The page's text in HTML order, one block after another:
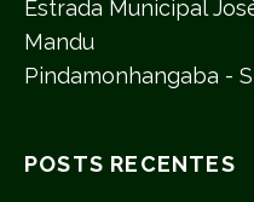
Estrada Municipal
Mandu
Pindamonhangaba -
POSTS RECENTES